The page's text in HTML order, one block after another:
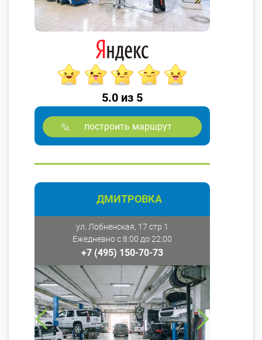
5.0 из 5
построить маршрут
ДМИТРОВКА
ул. Лобненская, 17 стр 1
Ежедневно с 8:00 до 22:00
+7 (495) 150-70-73